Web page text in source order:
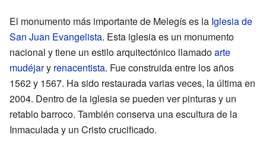
El monumento más importante de Melegís es la Iglesia de
San Juan Evangelista. Esta iglesia es un monumento
nacional y tiene un estilo arquitectónico llamadoarte
mudéjary renacentista. Fue construida entre los años
1562 y 1567. Ha sido restaurada varias veces, la última en
2004. Dentro de la iglesia se pueden ver pinturas y un
retablo barroco. También conserva una escultura de la
Inmaculada y un Cristo crucificado.